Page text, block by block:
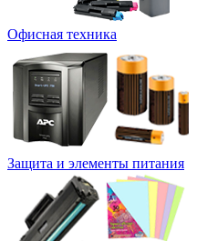
Офисная техника
Защита и элементы питания